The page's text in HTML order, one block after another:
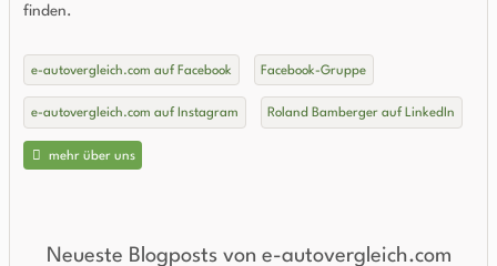
finden.
e-autovergleich.com auf Facebook Facebook-Gruppe
e-autovergleich.com auf Instagram Roland Bamberger auf LinkedIn
mehr über uns
Neueste Blogposts von e-autovergleich.com